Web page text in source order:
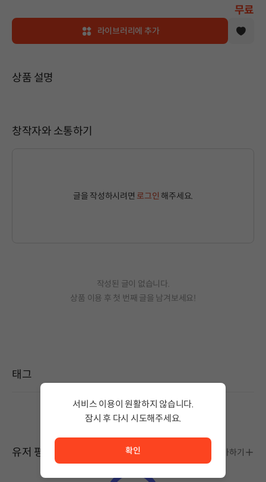
무료
라이브러리에 추가
상품 설명
창작자와 소통하기
글을 작성하시려면 로그인 해주세요.
작성된 글이 없습니다.
상품 이용 후 첫 번째 글을 남겨보세요!
태그
설정된 태그가 없습니다.
유저 평가 평가하기
서비스 이용이 원활하지 않습니다.
잠시 후 다시 시도해주세요.
확인